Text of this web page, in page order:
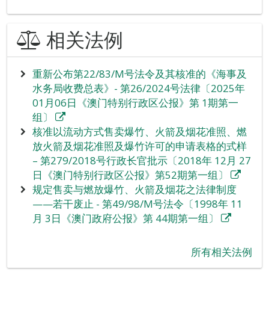
相关法例
重新公布第22/83/M号法令及其核准的《海事及
水务局收费总表》- 第26/2024号法律〔2025年
01月06日《澳门特别行政区公报》第 1期第一
组〕
核准以流动方式售卖爆竹、火箭及烟花准照、燃
放火箭及烟花准照及爆竹许可的申请表格的式样
– 第279/2018号行政长官批示〔2018年 12月 27
日《澳门特别行政区公报》第52期第一组〕
规定售卖与燃放爆竹、火箭及烟花之法律制度
——若干废止 - 第49/98/M号法令〔1998年 11
月 3日《澳门政府公报》第 44期第一组〕
所有相关法例